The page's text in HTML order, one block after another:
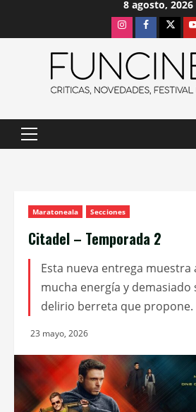
8 agosto, 2026
InstagramFacebook
X
Menú
Maratoneala Secciones
Citadel – Temporada 2
Esta nueva entrega muestra
mucha energía y demasiado
delirio berreta que propone.
23 mayo, 2026